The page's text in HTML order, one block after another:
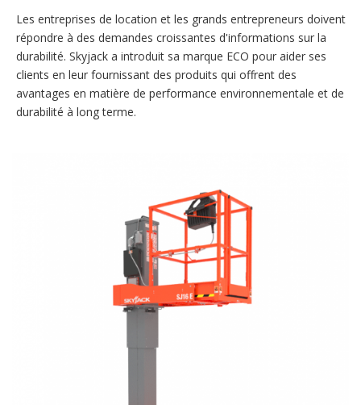
Les entreprises de location et les grands entrepreneurs doivent
répondre à des demandes croissantes d'informations sur la
durabilité. Skyjack a introduit sa marque ECO pour aider ses
clients en leur fournissant des produits qui offrent des
avantages en matière de performance environnementale et de
durabilité à long terme.